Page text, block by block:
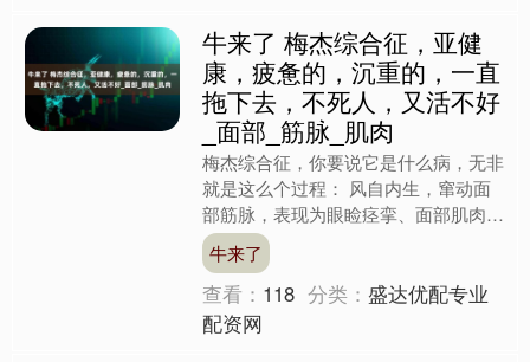
牛来了 梅杰综合征，亚健
康，疲惫的，沉重的，一直
拖下去，不死人，又活不好
_面部_筋脉_肌肉
梅杰综合征，你要说它是什么病，无非
就是这么个过程： 风自内生，窜动面
部筋脉，表现为眼睑痉挛、面部肌肉不
自主抽动；血虚不荣，阴亏阳浮，表现
为面部麻木、疲惫；土败木....
牛来了
查看： 118 分类：盛达优配专业
配资网